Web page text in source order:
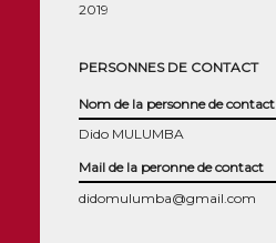
2019
PERSONNES DE CONTACT
Nom de la personne de contact
Dido MULUMBA
Mail de la peronne de contact
didomulumba@gmail.com